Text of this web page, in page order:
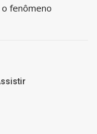
fenômeno